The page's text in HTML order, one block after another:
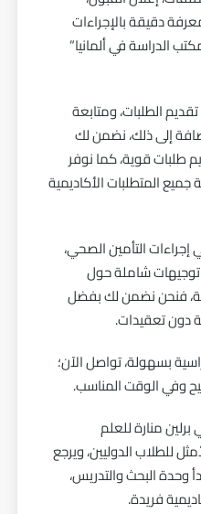
دقيقة بالإجراءات
الدراسة في ألمانيا”
الطلبات، ومتابعة
إلى ذلك، نضمن لك
طلبات قوية، كما نوفر
المتطلبات الأكاديمية
التأمين الصحي،
توجيهات شاملة حول
فنحن نضمن لك بفضل
دون تعقيدات.
بسهولة، تواصل الآن؛
وفي الوقت المناسب.
منارة للعلم
للطلاب الدوليين، ويرجع
وحدة البحث والتدريس،
فريدة.